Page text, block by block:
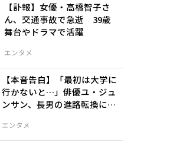
エンタメ
【訃報】女優・高橋智子さ
ん、交通事故で急逝 39歳
舞台やドラマで活躍
エンタメ
【本音告白】「最初は大学に
行かないと…」俳優ユ・ジュ
ンサン、長男の進路転換に見